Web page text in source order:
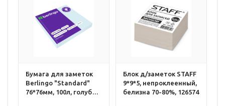
Бумага для заметок
Berlingo "Standard"
76*76мм, 100л, голубой,
Блок д/заметок STAFF
9*9*5, непроклеенный,
белизна 70-80%, 126574